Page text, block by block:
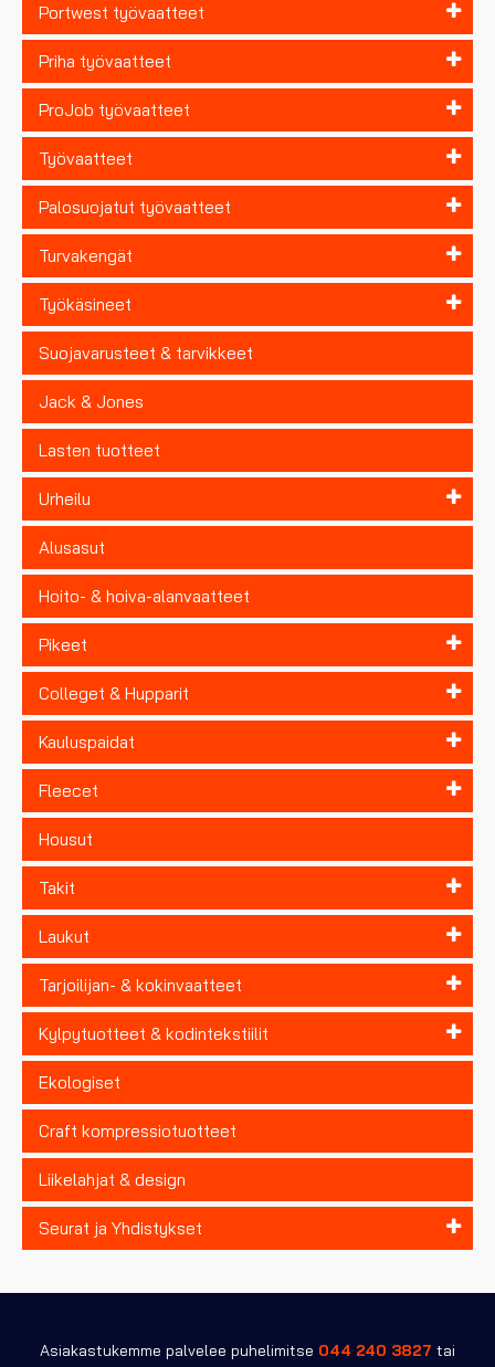
Portwest työvaatteet
Priha työvaatteet
ProJob työvaatteet
Työvaatteet
Palosuojatut työvaatteet
Turvakengät
Työkäsineet
Suojavarusteet & tarvikkeet
Jack & Jones
Lasten tuotteet
Urheilu
Alusasut
Hoito- & hoiva-alanvaatteet
Pikeet
Colleget & Hupparit
Kauluspaidat
Fleecet
Housut
Takit
Laukut
Tarjoilijan- & kokinvaatteet
Kylpytuotteet & kodintekstiilit
Ekologiset
Craft kompressiotuotteet
Liikelahjat & design
Seurat ja Yhdistykset
Asiakastukemme palvelee puhelimitse 044 240 3827 tai